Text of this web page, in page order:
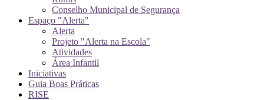
Conselho Municipal de Segurança
Espaço "Alerta"
Alerta
Projeto "Alerta na Escola"
Atividades
Área Infantil
Iniciativas
Guia Boas Práticas
RISE